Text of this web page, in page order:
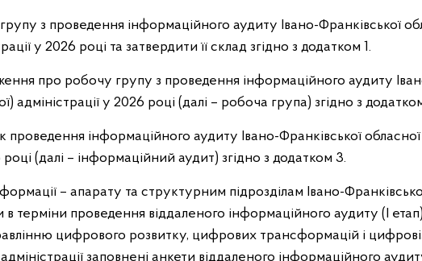
з проведення інформаційного аудиту Івано-Франківської
у 2026 році та затвердити її склад згідно з додатком 1.
про робочу групу з проведення інформаційного аудиту
адміністрації у 2026 році (далі – робоча група) згідно з
проведення інформаційного аудиту Івано-Франківської обласної
році (далі – інформаційний аудит) згідно з додатком 3.
– апарату та структурним підрозділам Івано-
в терміни проведення віддаленого інформаційного аудиту (І
цифрового розвитку, цифрових трансформацій і
заповнені анкети віддаленого інформаційного